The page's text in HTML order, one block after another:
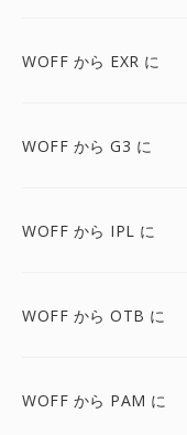
WOFF から EXR に
WOFF から G3 に
WOFF から IPL に
WOFF から OTB に
WOFF から PAM に